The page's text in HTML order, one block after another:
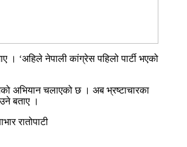
‘अहिले नेपाली कांग्रेस पहिलो पार्टी भएको
अभियान चलाएको छ । अब भ्रष्टाचारका
बताए ।
रातोपाटी